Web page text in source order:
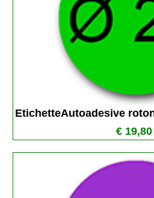
EtichetteAutoadesive
€ 19,80